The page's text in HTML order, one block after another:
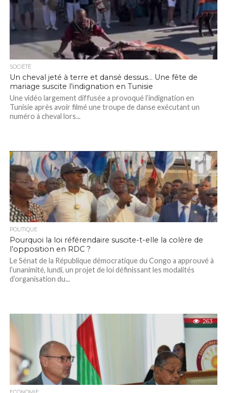
SOCIÉTÉ
Un cheval jeté à terre et dansé dessus… Une fête de
mariage suscite l’indignation en Tunisie
Une vidéo largement diffusée a provoqué l’indignation en
Tunisie après avoir filmé une troupe de danse exécutant un
numéro à cheval lors...
147
POLITIQUE
Pourquoi la loi référendaire suscite-t-elle la colère de
l’opposition en RDC ?
Le Sénat de la République démocratique du Congo a approuvé à
l’unanimité, lundi, un projet de loi définissant les modalités
d’organisation du...
263